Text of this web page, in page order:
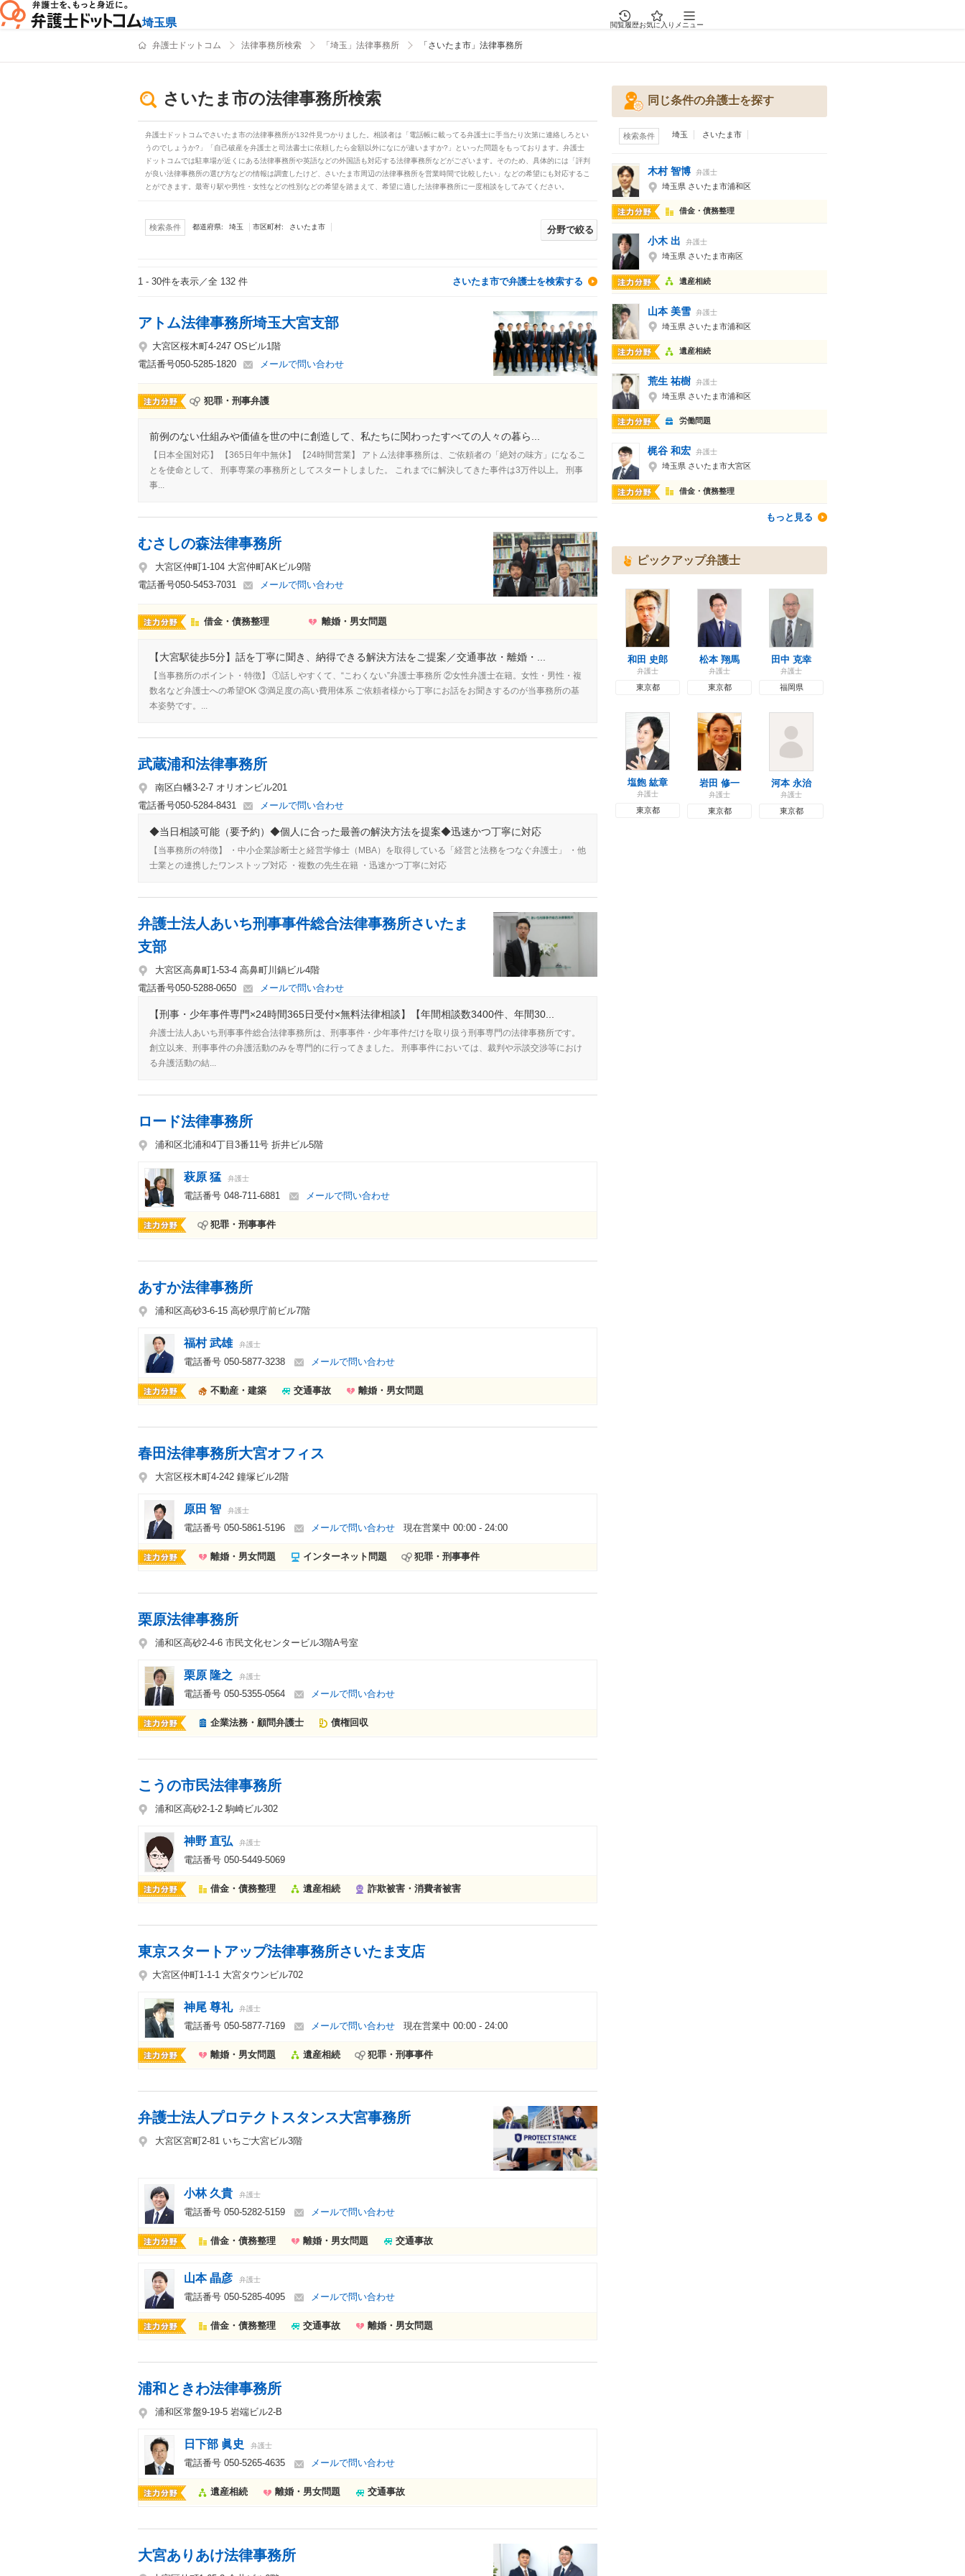
埼玉県 閲覧履歴お気に入り メニュー
弁護士ドットコム 法律事務所検索 「埼玉」法律事務所 「さいたま市」法律事務所
さいたま市の法律事務所検索
弁護士ドットコムでさいたま市の法律事務所が132件見つかりました。相談者は「電話帳に載ってる弁護士に手当たり次第に連絡しろとい
うのでしょうか?」「自己破産を弁護士と司法書士に依頼したら金額以外になにが違いますか?」といった問題をもっております。弁護士
ドットコムでは駐車場が近くにある法律事務所や英語などの外国語も対応する法律事務所などがございます。そのため、具体的には「評判
が良い法律事務所の選び方などの情報は調査したけど、さいたま市周辺の法律事務所を営業時間で比較したい」などの希望にも対応するこ
とができます。最寄り駅や男性・女性などの性別などの希望を踏まえて、希望に適した法律事務所に一度相談をしてみてください。
検索条件 都道府県: 埼玉 市区町村: さいたま市 分野で絞る
1 - 30件を表示／全 132 件 さいたま市で弁護士を検索する
アトム法律事務所埼玉大宮支部
大宮区桜木町4-247 OSビル1階
電話番号050-5285-1820 メールで問い合わせ
犯罪・刑事弁護
前例のない仕組みや価値を世の中に創造して、私たちに関わったすべての人々の暮ら...
【日本全国対応】 【365日年中無休】 【24時間営業】 アトム法律事務所は、ご依頼者の「絶対の味方」になるこ
とを使命として、 刑事専業の事務所としてスタートしました。 これまでに解決してきた事件は3万件以上。 刑事
事...
むさしの森法律事務所
大宮区仲町1-104 大宮仲町AKビル9階
電話番号050-5453-7031 メールで問い合わせ
借金・債務整理 離婚・男女問題
【大宮駅徒歩5分】話を丁寧に聞き、納得できる解決方法をご提案／交通事故・離婚・...
【当事務所のポイント・特徴】 ①話しやすくて、“こわくない”弁護士事務所 ②女性弁護士在籍。女性・男性・複
数名など弁護士への希望OK ③満足度の高い費用体系 ご依頼者様から丁寧にお話をお聞きするのが当事務所の基
本姿勢です。...
武蔵浦和法律事務所
南区白幡3-2-7 オリオンビル201
電話番号050-5284-8431 メールで問い合わせ
◆当日相談可能（要予約）◆個人に合った最善の解決方法を提案◆迅速かつ丁寧に対応
【当事務所の特徴】 ・中小企業診断士と経営学修士（MBA）を取得している「経営と法務をつなぐ弁護士」 ・他
士業との連携したワンストップ対応 ・複数の先生在籍 ・迅速かつ丁寧に対応
弁護士法人あいち刑事事件総合法律事務所さいたま
支部
大宮区高鼻町1-53-4 高鼻町川鍋ビル4階
電話番号050-5288-0650 メールで問い合わせ
【刑事・少年事件専門×24時間365日受付×無料法律相談】【年間相談数3400件、年間30...
弁護士法人あいち刑事事件総合法律事務所は、刑事事件・少年事件だけを取り扱う刑事専門の法律事務所です。
創立以来、刑事事件の弁護活動のみを専門的に行ってきました。 刑事事件においては、裁判や示談交渉等におけ
る弁護活動の結...
ロード法律事務所
浦和区北浦和4丁目3番11号 折井ビル5階
萩原 猛 弁護士
電話番号 048-711-6881 メールで問い合わせ
犯罪・刑事事件
あすか法律事務所
浦和区高砂3-6-15 高砂県庁前ビル7階
福村 武雄 弁護士
電話番号 050-5877-3238 メールで問い合わせ
不動産・建築 交通事故 離婚・男女問題
春田法律事務所大宮オフィス
大宮区桜木町4-242 鐘塚ビル2階
原田 智 弁護士
電話番号 050-5861-5196 メールで問い合わせ 現在営業中 00:00 - 24:00
離婚・男女問題 インターネット問題 犯罪・刑事事件
栗原法律事務所
浦和区高砂2-4-6 市民文化センタービル3階A号室
栗原 隆之 弁護士
電話番号 050-5355-0564 メールで問い合わせ
企業法務・顧問弁護士 債権回収
こうの市民法律事務所
浦和区高砂2-1-2 駒崎ビル302
神野 直弘 弁護士
電話番号 050-5449-5069
借金・債務整理 遺産相続 詐欺被害・消費者被害
東京スタートアップ法律事務所さいたま支店
大宮区仲町1-1-1 大宮タウンビル702
神尾 尊礼 弁護士
電話番号 050-5877-7169 メールで問い合わせ 現在営業中 00:00 - 24:00
離婚・男女問題 遺産相続 犯罪・刑事事件
弁護士法人プロテクトスタンス大宮事務所
大宮区宮町2-81 いちご大宮ビル3階
小林 久貴 弁護士
電話番号 050-5282-5159 メールで問い合わせ
借金・債務整理 離婚・男女問題 交通事故
山本 晶彦 弁護士
電話番号 050-5285-4095 メールで問い合わせ
借金・債務整理 交通事故 離婚・男女問題
浦和ときわ法律事務所
浦和区常盤9-19-5 岩端ビル2-B
日下部 眞史 弁護士
電話番号 050-5265-4635 メールで問い合わせ
遺産相続 離婚・男女問題 交通事故
大宮ありあけ法律事務所
同じ条件の弁護士を探す
検索条件 埼玉 さいたま市
木村 智博 弁護士
埼玉県 さいたま市浦和区
借金・債務整理
小木 出 弁護士
埼玉県 さいたま市南区
遺産相続
山本 美雪 弁護士
埼玉県 さいたま市浦和区
遺産相続
荒生 祐樹 弁護士
埼玉県 さいたま市浦和区
労働問題
梶谷 和宏 弁護士
埼玉県 さいたま市大宮区
借金・債務整理
もっと見る
ピックアップ弁護士
和田 史郎
弁護士
東京都
松本 翔馬
弁護士
東京都
田中 克幸
弁護士
福岡県
塩飽 紘章
弁護士
東京都
岩田 修一
弁護士
東京都
河本 永治
弁護士
東京都